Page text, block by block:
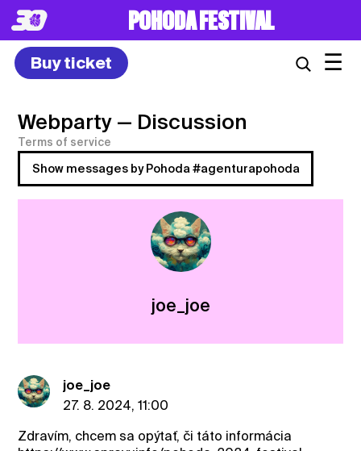
POHODA FESTIVAL
Buy ticket ☰
Webparty — Discussion
Terms of service
Show messages by Pohoda #agenturapohoda
joe_joe
joe_joe
27. 8. 2024, 11:00
Zdravím, chcem sa opýtať, či táto informácia